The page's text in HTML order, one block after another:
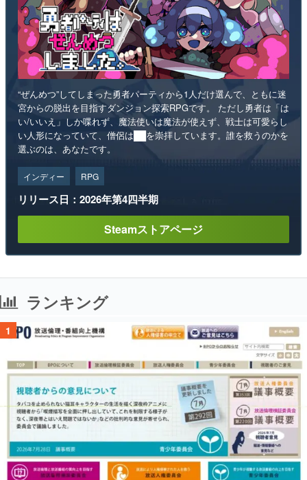
“ぜんめつ”してしまった勇者パーティから1人だけ選んで、ともに迷
宮からの脱出を目指すダンジョン探索RPGです。 ただし勇者は「は
い/いいえ」しか喋れず、魔法使いは魔法が使えず、戦士は可愛らし
い人形になっていて、僧侶は██を崇拝しています。誰を救うのかを
選ぶのは、あなたです。
インディー RPG
リリース日：2026年第4四半期
Steamストアページ
ランキング
1